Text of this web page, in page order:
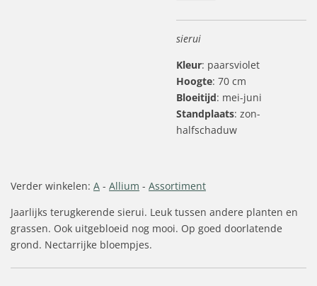
sierui
Kleur: paarsviolet
Hoogte: 70 cm
Bloeitijd: mei-juni
Standplaats: zon-
halfschaduw
Verder winkelen: A - Allium - Assortiment
Jaarlijks terugkerende sierui. Leuk tussen andere planten en
grassen. Ook uitgebloeid nog mooi. Op goed doorlatende
grond. Nectarrijke bloempjes.